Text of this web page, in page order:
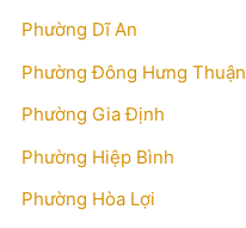
Phường Dĩ An
Phường Đông Hưng Thuận
Phường Gia Định
Phường Hiệp Bình
Phường Hòa Lợi